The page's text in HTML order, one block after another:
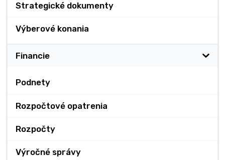
Strategické dokumenty
Výberové konania
Financie
Podnety
Rozpočtové opatrenia
Rozpočty
Výročné správy